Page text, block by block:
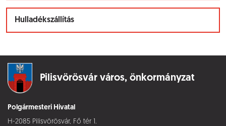
Hulladékszállítás
Pilisvörösvár város, önkormányzat
Polgármesteri Hivatal
H-2085 Pilisvörösvár, Fő tér 1.